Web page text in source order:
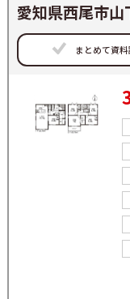
愛知県西尾市
まとめて資